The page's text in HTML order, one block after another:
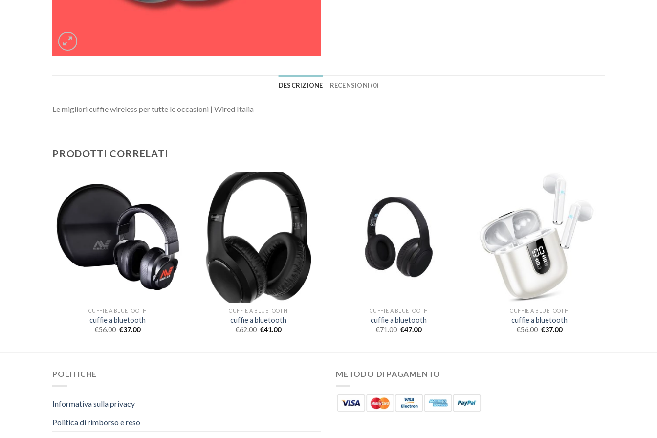
DESCRIZIONE RECENSIONI (0)
Le migliori cuffie wireless per tutte le occasioni | Wired Italia
PRODOTTI CORRELATI
CUFFIE A BLUETOOTH
cuffie a bluetooth
€56.00 €37.00
CUFFIE A BLUETOOTH
cuffie a bluetooth
€62.00 €41.00
CUFFIE A BLUETOOTH
cuffie a bluetooth
€71.00 €47.00
CUFFIE A BLUETOOTH
cuffie a bluetooth
€56.00 €37.00
POLITICHE
Informativa sulla privacy
Politica di rimborso e reso
METODO DI PAGAMENTO